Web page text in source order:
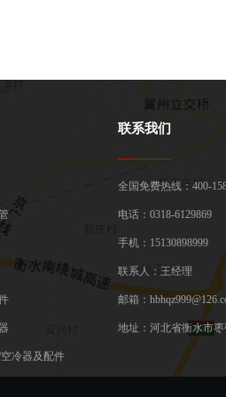
冷器及配件
联系我们
全国免费热线：400-
电话：0318-6129869
手机：15130898999
联系人：王经理
邮箱：
地址：河北省衡水市